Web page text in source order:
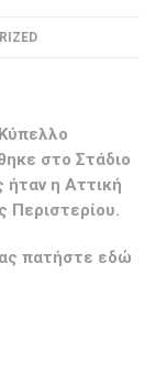
στο Στάδιο
ήταν η Αττική
Περιστερίου.
πατήστε εδώ